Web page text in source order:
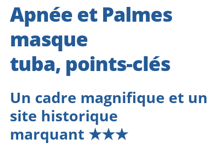
Apnée et Palmes
masque
tuba, points-clés
Un cadre magnifique et un
site historique
marquant ★★★